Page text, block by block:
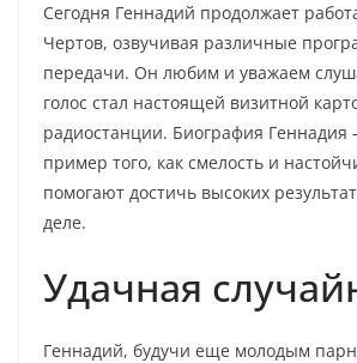
Сегодня Геннадий продолжает
Чертов, озвучивая различные
передачи. Он любим и уважаем
голос стал настоящей визитной
радиостанции. Биография Геннадия
пример того, как смелость и
помогают достичь высоких
деле.
Удачная
Геннадий, будучи еще молодым